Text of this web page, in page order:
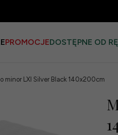
PROMOCJEDOSTĘPNE OD
minor LXI Silver Black 140x200cm